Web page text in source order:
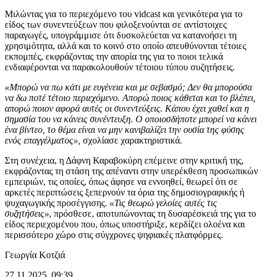
Μιλώντας για το περιεχόμενο του vidcast και γενικότερα για το
είδος των συνεντεύξεων που φιλοξενούνται σε αντίστοιχες
παραγωγές, υπογράμμισε ότι δυσκολεύεται να κατανοήσει τη
χρησιμότητα, αλλά και το κοινό στο οποίο απευθύνονται τέτοιες
εκπομπές, εκφράζοντας την απορία της για το ποιοι τελικά
ενδιαφέρονται να παρακολουθούν τέτοιου τύπου συζητήσεις.
«Μπορώ να πω κάτι με ευγένεια και με σεβασμό; Δεν θα μπορούσα
να δω ποτέ τέτοιο περιεχόμενο. Απορώ ποιος κάθεται και το βλέπει,
απορώ ποιον αφορά αυτές οι συνεντεύξεις. Κάπου έχει χαθεί και η
σημασία του να κάνεις συνέντευξη. Ο οποιοσδήποτε μπορεί να κάνει
ένα βίντεο, το θέμα είναι να μην κανιβαλίζει την ουσία της φύσης
ενός επαγγέλματος», σχολίασε χαρακτηριστικά.
Στη συνέχεια, η Δάφνη Καραβοκύρη επέμεινε στην κριτική της,
εκφράζοντας τη στάση της απέναντι στην υπερέκθεση προσωπικών
εμπειριών, τις οποίες, όπως άφησε να εννοηθεί, θεωρεί ότι σε
αρκετές περιπτώσεις ξεπερνούν τα όρια της δημοσιογραφικής ή
ψυχαγωγικής προσέγγισης. «Τις θεωρώ γελοίες αυτές τις
συζητήσεις», πρόσθεσε, αποτυπώνοντας τη δυσαρέσκειά της για το
είδος περιεχομένου που, όπως υποστήριξε, κερδίζει ολοένα και
περισσότερο χώρο στις σύγχρονες ψηφιακές πλατφόρμες.
Γεωργία Κοτζιά